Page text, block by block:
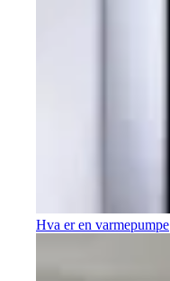
Hva er en varmepumpe